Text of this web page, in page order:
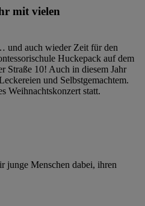
mit vielen
und auch wieder Zeit für den
Huckepack auf dem
Straße 10! Auch in diesem Jahr
und Selbstgemachtem.
Weihnachtskonzert statt.
junge Menschen dabei, ihren